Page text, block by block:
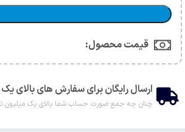
قیمت محصول:​
ارسال رایگان برای سفارش های بالای
چنان چه جمع صورت حساب شما بالای یک میلیون